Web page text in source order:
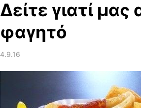
Δείτε γιατί
φαγητό
4.9.16